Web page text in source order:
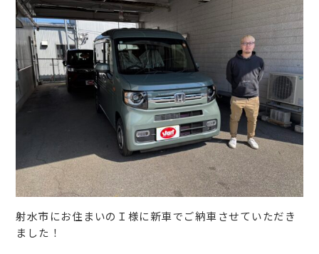
射水市にお住まいのＩ様に新車でご納車させていただき
ました！